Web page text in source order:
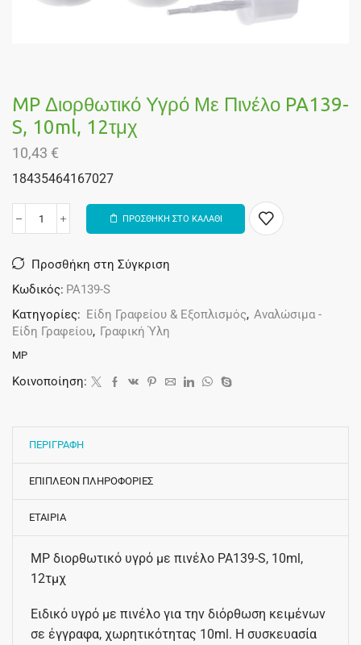
MP Διορθωτικό Υγρό Με Πινέλο PA139-
S, 10ml, 12τμχ
10,43 €
18435464167027
ΠΡΟΣΘΗΚΗ ΣΤΟ ΚΑΛΑΘΙ
Προσθήκη στη Σύγκριση
Κωδικός: PA139-S
Κατηγορίες: Είδη Γραφείου & Εξοπλισμός, Αναλώσιμα -
Είδη Γραφείου, Γραφική Ύλη
MP
Κοινοποίηση:
ΠΕΡΙΓΡΑΦΗ
ΕΠΙΠΛΕΟΝ ΠΛΗΡΟΦΟΡΙΕΣ
ΕΤΑΙΡΙΑ
MP διορθωτικό υγρό με πινέλο PA139-S, 10ml,
12τμχ
Ειδικό υγρό με πινέλο για την διόρθωση κειμένων
σε έγγραφα, χωρητικότητας 10ml. Η συσκευασία